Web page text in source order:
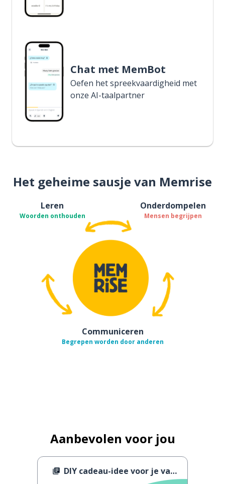
Chat met MemBot
Oefen het spreekvaardigheid met
onze AI-taalpartner
Het geheime sausje van Memrise
Leren
Woorden onthouden
Onderdompelen
Mensen begrijpen
Communiceren
Begrepen worden door anderen
Aanbevolen voor jou
DIY cadeau-idee voor je vader